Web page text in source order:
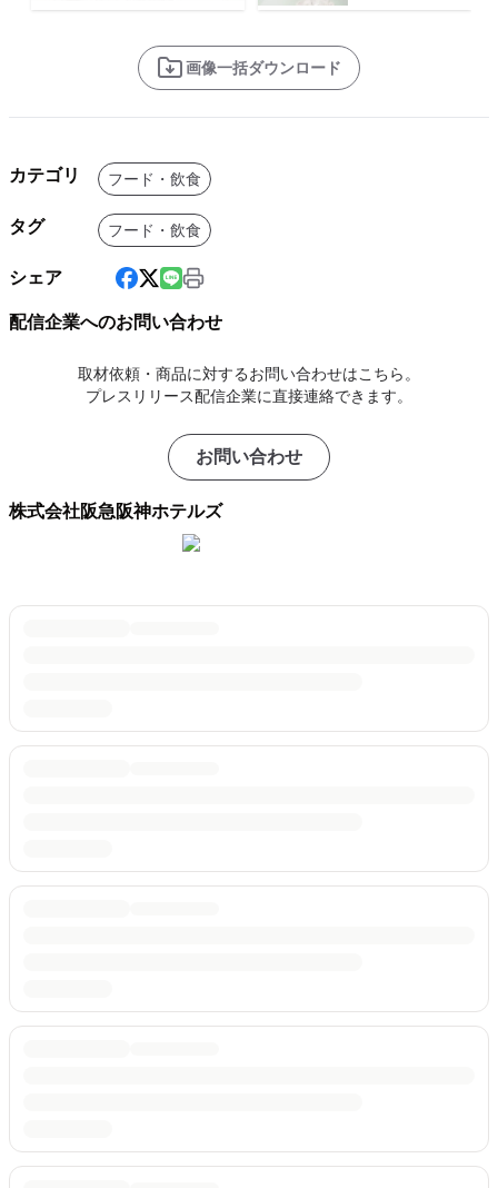
画像一括ダウンロード
カテゴリ フード・飲食
タグ フード・飲食
シェア
配信企業へのお問い合わせ
取材依頼・商品に対するお問い合わせはこちら。
プレスリリース配信企業に直接連絡できます。
お問い合わせ
株式会社阪急阪神ホテルズ